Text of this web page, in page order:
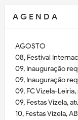
A G E N D A
AGOSTO
08, Festival
09, Inauguração
09, Inauguração
09, FC Vizela-
09, Festas Vizela,
10, Festas Vizela,